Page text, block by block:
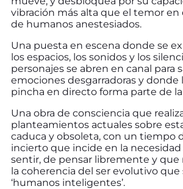
vibración más alta que el temor
de humanos anestesiados.
Una puesta en escena donde se
los espacios, los sonidos y los
personajes se abren en canal para
emociones desgarradoras y donde
pincha en directo forma parte de
Una obra de consciencia que
planteamientos actuales sobre
caduca y obsoleta, con un tiempo
incierto que incide en la necesidad
sentir, de pensar libremente y que
la coherencia del ser evolutivo
‘humanos inteligentes’.